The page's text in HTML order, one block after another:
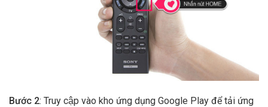
Bước 2: Truy cập vào kho ứng dụng Google Play để tải ứng